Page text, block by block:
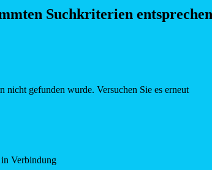
Suchkriterien entsprechen
gefunden wurde. Versuchen Sie es erneut
in Verbindung